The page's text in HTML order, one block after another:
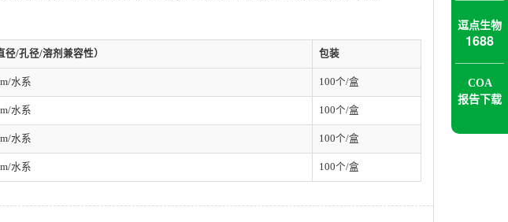
/孔径/溶剂兼容性） 包装
水系 100个/盒
水系 100个/盒
水系 100个/盒
水系 100个/盒
逗点生物
1688
COA
报告下载